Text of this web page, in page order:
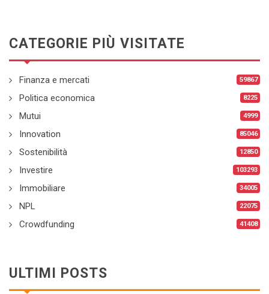
CATEGORIE PIÙ VISITATE
Finanza e mercati 59867
Politica economica 8225
Mutui 4999
Innovation 85046
Sostenibilità 12850
Investire 103293
Immobiliare 34005
NPL 22075
Crowdfunding 41408
ULTIMI POSTS